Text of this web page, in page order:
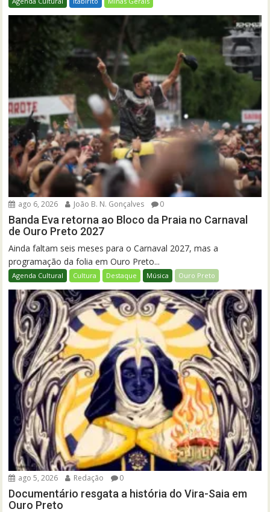
ago 6, 2026 João B. N. Gonçalves 0
Banda Eva retorna ao Bloco da Praia no Carnaval
de Ouro Preto 2027
Ainda faltam seis meses para o Carnaval 2027, mas a
programação da folia em Ouro Preto...
Agenda Cultural Cultura Destaque Música Ouro Preto
ago 5, 2026 Redação 0
Documentário resgata a história do Vira-Saia em
Ouro Preto